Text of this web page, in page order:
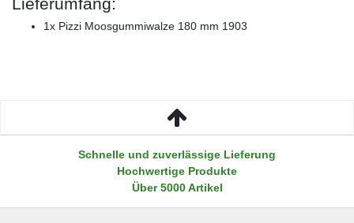
1x Pizzi Moosgummiwalze 180 mm 1903
Schnelle und zuverlässige Lieferung
Hochwertige Produkte
Über 5000 Artikel